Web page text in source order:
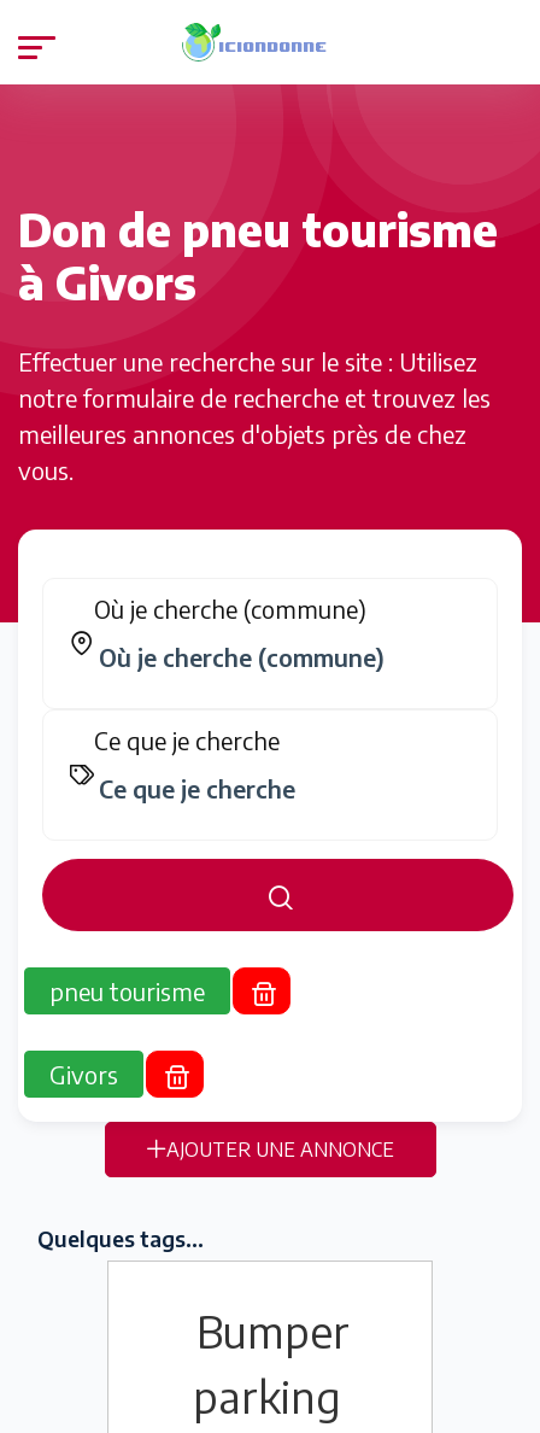
Don de pneu tourisme
à Givors
Effectuer une recherche sur le site : Utilisez
notre formulaire de recherche et trouvez les
meilleures annonces d'objets près de chez
vous.
Où je cherche (commune)
Ce que je cherche
pneu tourisme
Givors
AJOUTER UNE ANNONCE
Quelques tags...
Bumper
parking